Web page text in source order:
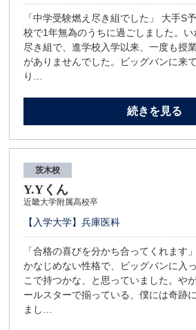
「中学受験燃え尽き組でした」 大手S
校で1年無為のうちに過ごしました。い
尽き組で、進学校入学以来、一度も授
がありませんでした。ビッグバンに来
り…
続きを見る
茨木校
Y.Yくん
近畿大学附属高校卒
【入学大学】兵庫医科
「合格の喜びを分かち合ってくれます
かなじめない性格で、ビッグバンに入
こで持つかな、と思っていました。や
ールスターで揃っている、僕には奇跡
まし…